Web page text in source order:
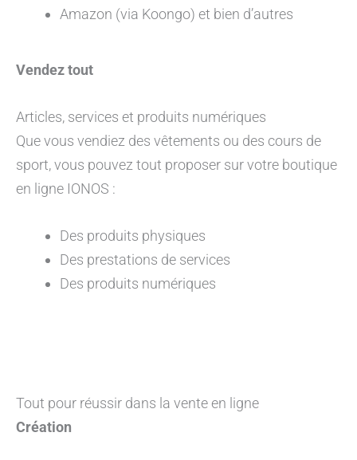
Amazon (via Koongo) et bien d’autres
Vendez tout
Articles, services et produits numériques
Que vous vendiez des vêtements ou des cours de
sport, vous pouvez tout proposer sur votre boutique
en ligne IONOS :
Des produits physiques
Des prestations de services
Des produits numériques
Tout pour réussir dans la vente en ligne
Création